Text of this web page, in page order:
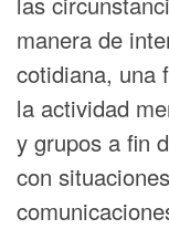
manera de
cotidiana, una
la actividad
y grupos a fin
con